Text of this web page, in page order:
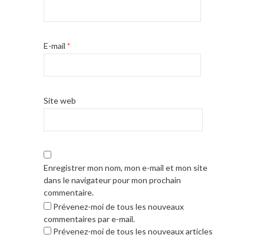
E-mail *
Site web
Enregistrer mon nom, mon e-mail et mon site
dans le navigateur pour mon prochain
commentaire.
Prévenez-moi de tous les nouveaux
commentaires par e-mail.
Prévenez-moi de tous les nouveaux articles